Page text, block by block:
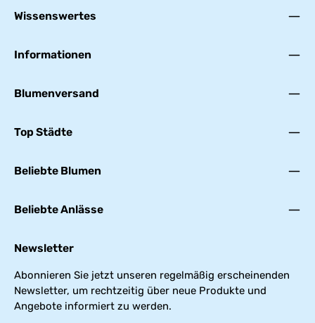
Wissenswertes
Informationen
Blumenversand
Top Städte
Beliebte Blumen
Beliebte Anlässe
Newsletter
Abonnieren Sie jetzt unseren regelmäßig erscheinenden
Newsletter, um rechtzeitig über neue Produkte und
Angebote informiert zu werden.